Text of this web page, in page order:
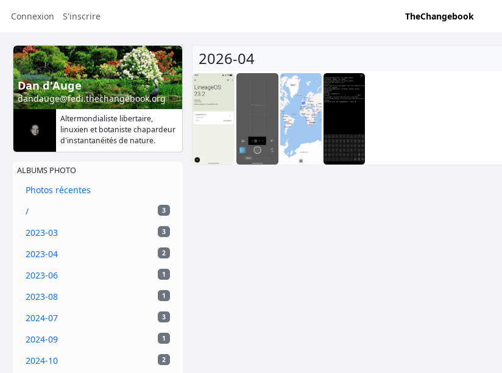
Connexion S'inscrire TheChangebook
Dan d'Auge
dandauge@fedi.thechangebook.org
Altermondialiste libertaire,
linuxien et botaniste chapardeur
d'instantanéités de nature.
ALBUMS PHOTO
Photos récentes
3
/
3
2023-03
2
2023-04
1
2023-06
1
2023-08
3
2024-07
1
2024-09
2
2024-10
2026-04